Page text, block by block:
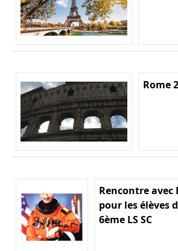
Rome
Rencontre
pour les élèves
6ème LS SC